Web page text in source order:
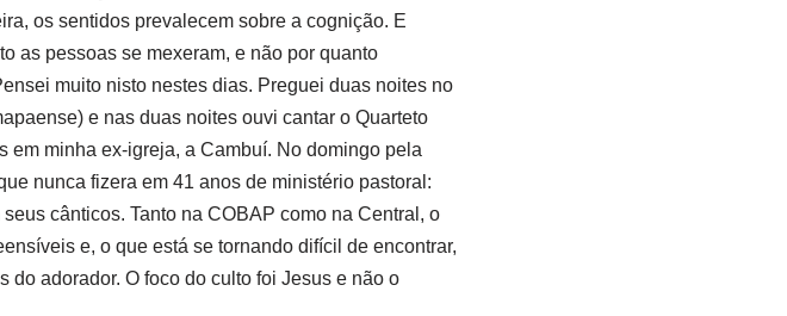
os sentidos prevalecem sobre a cognição. E
as pessoas se mexeram, e não por quanto
muito nisto nestes dias. Preguei duas noites no
e nas duas noites ouvi cantar o Quarteto
em minha ex-igreja, a Cambuí. No domingo pela
nunca fizera em 41 anos de ministério pastoral:
cânticos. Tanto na COBAP como na Central, o
e, o que está se tornando difícil de encontrar,
adorador. O foco do culto foi Jesus e não o